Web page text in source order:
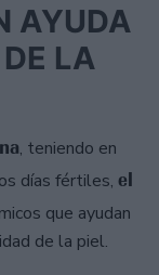
AYUDA
LA
, teniendo en
días fértiles, el
que ayudan
de la piel.